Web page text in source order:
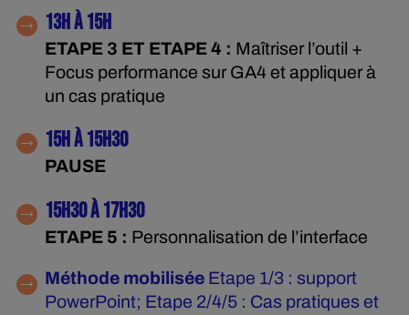
13H À 15H
ETAPE 3 ET ETAPE 4 : Maîtriser l’outil +
Focus performance sur GA4 et appliquer à
un cas pratique
15H À 15H30
PAUSE
15H30 À 17H30
ETAPE 5 : Personnalisation de l’interface
Méthode mobilisée Etape 1/3 : support
PowerPoint; Etape 2/4/5 : Cas pratiques et